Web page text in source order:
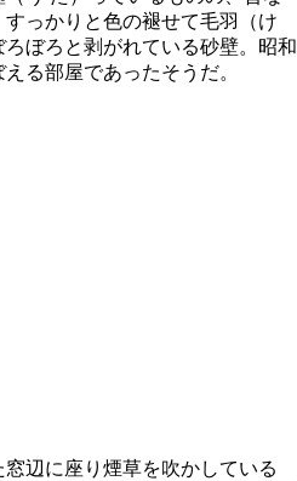
っかりと色の褪せて毛羽（け
ぼろと剥がれている砂壁。昭和
る部屋であったそうだ。
辺に座り煙草を吹かしている